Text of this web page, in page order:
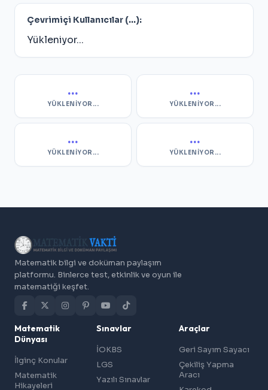
Çevrimiçi Kullanıcılar (...):
Yükleniyor...
...
YÜKLENIYOR...
...
YÜKLENIYOR...
...
YÜKLENIYOR...
...
YÜKLENIYOR...
Matematik bilgi ve doküman paylaşım
platformu. Binlerce test, etkinlik ve oyun ile
matematiği keşfet.
Matematik
Dünyası
İlginç Konular
Matematik
Hikayeleri
Sınavlar
İOKBS
LGS
Yazılı Sınavlar
Araçlar
Geri Sayım Sayacı
Çekiliş Yapma
Aracı